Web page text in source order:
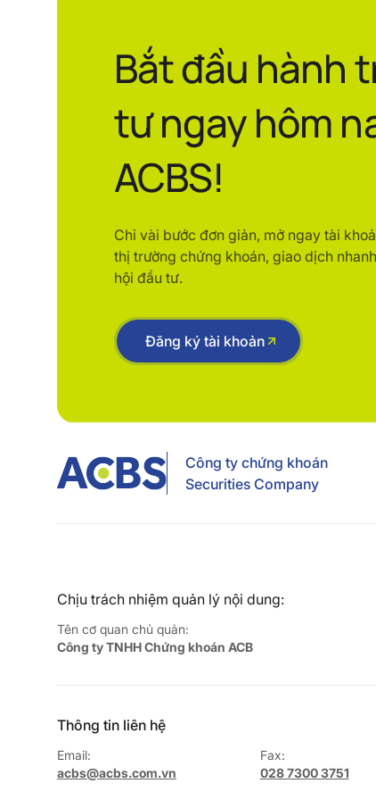
Bắt đầu hành
tư ngay hôm
ACBS!
Chỉ vài bước đơn giản, mở ngay tài
thị trường chứng khoán, giao dịch
hội đầu tư.
Đăng ký tài khoản
Công ty chứng khoán
Securities Company
Chịu trách nhiệm quản lý nội dung:
Tên cơ quan chủ quản:
Công ty TNHH Chứng khoán ACB
Thông tin liên hệ
Email:
acbs@acbs.com.vn
Fax:
028 7300 3751